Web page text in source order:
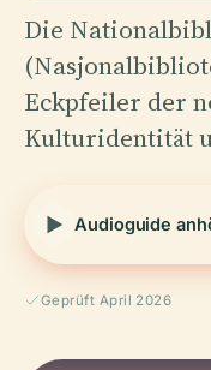
Die
Eckpfeiler der
Kulturidentität
Audioguide
Geprüft April 2026